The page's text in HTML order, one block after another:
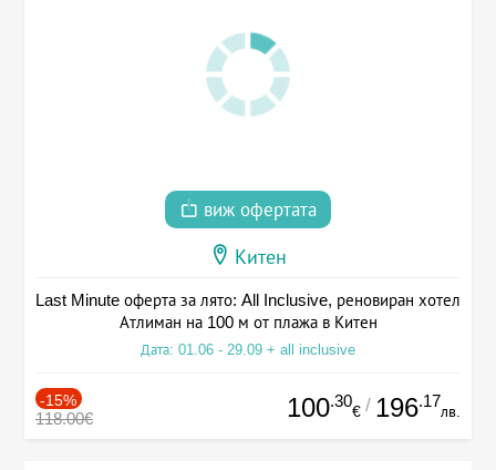
виж офертата
Китен
Last Minute оферта за лято: All Inclusive, реновиран хотел
Атлиман на 100 м от плажа в Китен
Дата: 01.06 - 29.09 + all inclusive
-15%
118.00€ 100.30
€ / 196.17
лв.